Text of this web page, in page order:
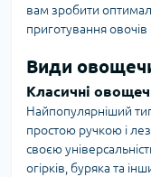
вам зробити
приготування
Види
Класичні
Найпопулярніший
простою ручкою і
своєю
огірків, буряка та